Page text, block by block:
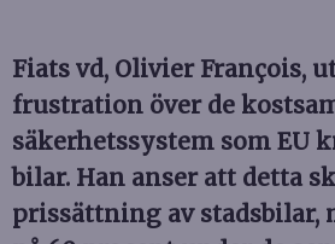
Fiats vd, Olivier François,
frustration över de
säkerhetssystem som EU
bilar. Han anser att detta
prissättning av stadsbilar,